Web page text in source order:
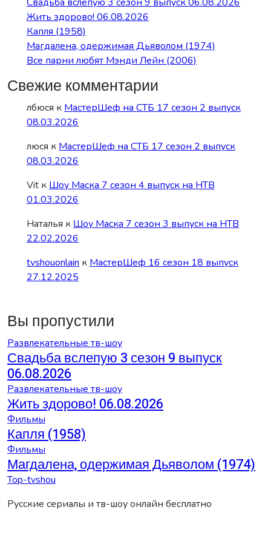
Жить здорово! 06.08.2026
Капля (1958)
Магдалена, одержимая Дьяволом (1974)
Все парни любят Мэнди Лейн (2006)
Свежие комментарии
лбюся к МастерШеф на СТБ 17 сезон 2 выпуск
08.03.2026
люся к МастерШеф на СТБ 17 сезон 2 выпуск
08.03.2026
Vit к Шоу Маска 7 сезон 4 выпуск на НТВ
01.03.2026
Наталья к Шоу Маска 7 сезон 3 выпуск на НТВ
22.02.2026
tvshouonlain к МастерШеф 16 сезон 18 выпуск
27.12.2025
Вы пропустили
Развлекательные тв-шоу
Свадьба вслепую 3 сезон 9 выпуск
06.08.2026
Развлекательные тв-шоу
Жить здорово! 06.08.2026
Фильмы
Капля (1958)
Фильмы
Магдалена, одержимая Дьяволом (1974)
Top-tvshou
Русские сериалы и тв-шоу онлайн бесплатно